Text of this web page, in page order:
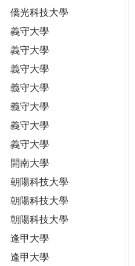
僑光科技大學
義守大學
義守大學
義守大學
義守大學
義守大學
義守大學
義守大學
開南大學
朝陽科技大學
朝陽科技大學
朝陽科技大學
逢甲大學
逢甲大學